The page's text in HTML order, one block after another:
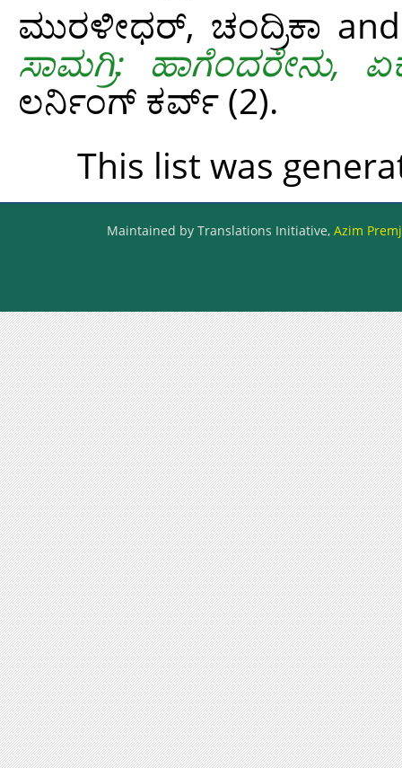
ಮುರಳೀಧರ್, ಚಂದ್ರಿಕಾ
ಸಾಮಗ್ರಿ: ಹಾಗೆಂದರೇನು,
ಲರ್ನಿಂಗ್ ಕರ್ವ್ (2).
This list was
Maintained by Translations Initiative, Azim